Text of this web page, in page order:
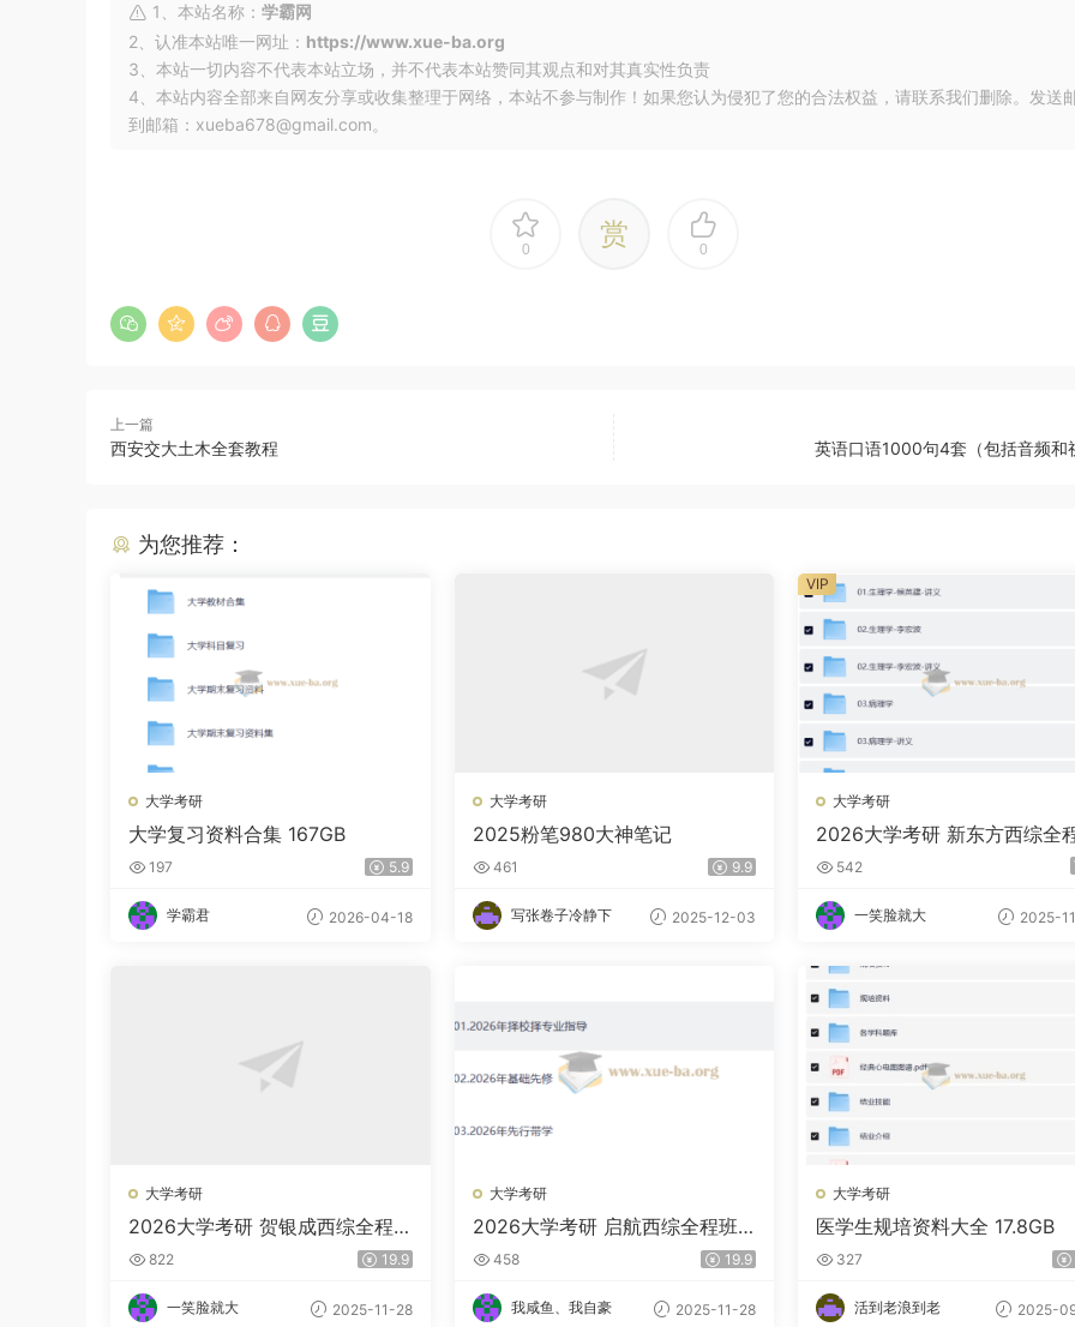
1、本站名称： 学霸网
2、认准本站唯一网址： https://www.xue-ba.org
3、本站一切内容不代表本站立场，并不代表本站赞同其观点和对其真实性负责
4、本站内容全部来自网友分享或收集整理于网络，本站不参与制作！如果您认为侵犯了您的合法权益，请联系我们删除。发送
到邮箱：xueba678@gmail.com。
0 赏 0
上一篇
西安交大土木全套教程 英语口语1000句4套（包括音频和
为您推荐：
大学考研
大学复习资料合集 167GB
197 5.9
学霸君 2026-04-18
大学考研
2025粉笔980大神笔记
461 9.9
写张卷子冷静下 2025-12-03
大学考研
2026大学考研 新东方西综全
夸克网盘
542
一笑脸就大 2025-
VIP
大学考研
2026大学考研 贺银成西综全程
夸克网盘
822 19.9
一笑脸就大 2025-11-28
大学考研
2026大学考研 启航西综全程班
夸克网盘
458 19.9
我咸鱼、我自豪 2025-11-28
大学考研
医学生规培资料大全 17.8GB
327
活到老浪到老 2025-